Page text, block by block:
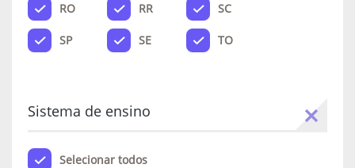
RO RR SC
SP SE TO
Sistema de ensino
Selecionar todos